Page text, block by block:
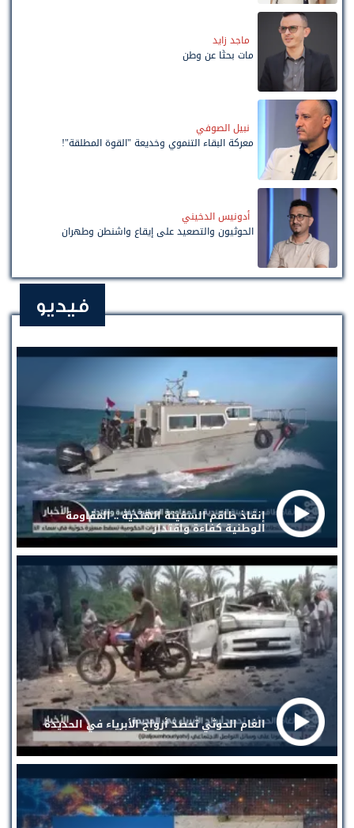
ماجد زايد
مات بحثًا عن وطن
نبيل الصوفي
معركة البقاء التنموي وخديعة "القوة المطلقة"!
أدونيس الدخيني
الحوثيون والتصعيد على إيقاع واشنطن وطهران
فيديو
إنقاذ طاقم السفينة الهندية .. المقاومة
الوطنية كفاءة واقتدار
الغام الحوثي تحصد أرواح الأبرياء في الحديدة